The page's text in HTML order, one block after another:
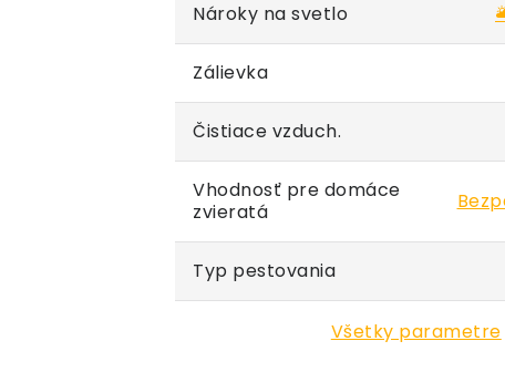
Nároky na svetlo
Zálievka
Čistiace vzduch.
Vhodnosť pre domáce
zvieratá
Typ pestovania
Všetky parametre